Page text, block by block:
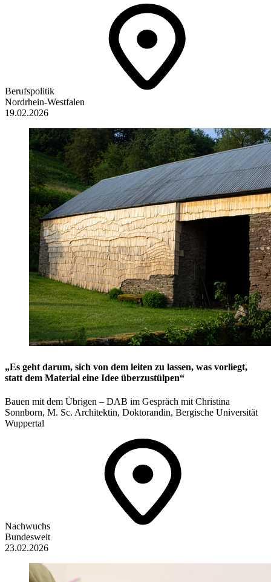
Berufspolitik
Nordrhein-Westfalen
19.02.2026
„Es geht darum, sich von dem leiten zu lassen, was vorliegt,
statt dem Material eine Idee überzustülpen“
Bauen mit dem Übrigen – DAB im Gespräch mit Christina
Sonnborn, M. Sc. Architektin, Doktorandin, Bergische Universität
Wuppertal
Nachwuchs
Bundesweit
23.02.2026